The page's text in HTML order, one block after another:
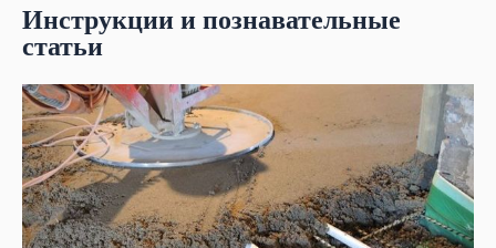
Инструкции и познавательные
статьи